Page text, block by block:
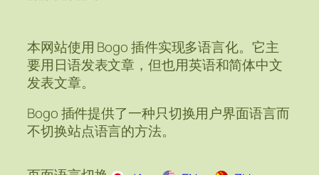
本网站使用 Bogo 插件实现多语言化。它主
要用日语发表文章，但也用英语和简体中文
发表文章。
Bogo 插件提供了一种只切换用户界面语言而
不切换站点语言的方法。